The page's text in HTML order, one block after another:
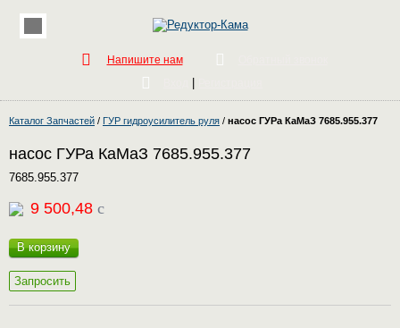
Напишите нам
Каталог Запчастей / ГУР гидроусилитель руля / насос ГУРа КаМаЗ 7685.955.377
насос ГУРа КаМаЗ 7685.955.377
7685.955.377
9 500,48 c
В корзину
Запросить